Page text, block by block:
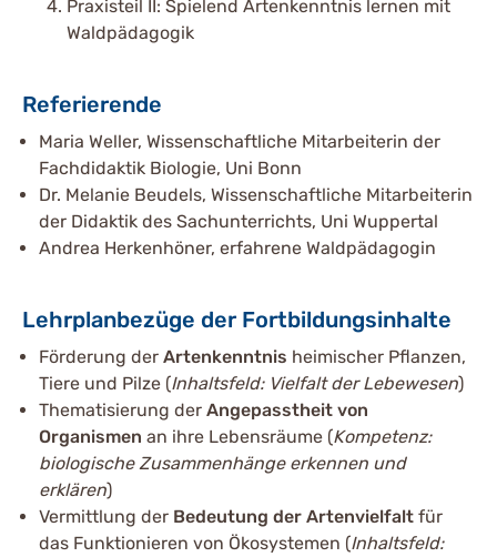
Praxisteil II: Spielend Artenkenntnis lernen mit
Waldpädagogik
Referierende
Maria Weller, Wissenschaftliche Mitarbeiterin der
Fachdidaktik Biologie, Uni Bonn
Dr. Melanie Beudels, Wissenschaftliche Mitarbeiterin
der Didaktik des Sachunterrichts, Uni Wuppertal
Andrea Herkenhöner, erfahrene Waldpädagogin
Lehrplanbezüge der Fortbildungsinhalte
Förderung der Artenkenntnis heimischer Pflanzen,
Tiere und Pilze (Inhaltsfeld: Vielfalt der Lebewesen)
Thematisierung der Angepasstheit von
Organismen an ihre Lebensräume (Kompetenz:
biologische Zusammenhänge erkennen und
erklären)
Vermittlung der Bedeutung der Artenvielfalt für
das Funktionieren von Ökosystemen (Inhaltsfeld: